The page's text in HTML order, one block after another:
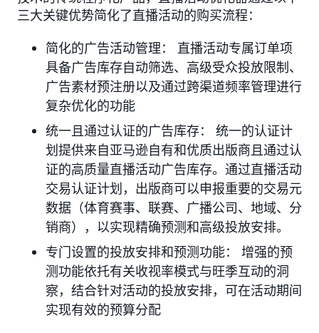
三大关键优势简化了直播活动的购买流程：
简化的广告活动管理： 直播活动专属订单项
具备广告库存自动筛选、高级受众投放限制、
广告素材预注册以及通过跨渠道频率管理进行
复杂优化的功能
统一且通过认证的广告库存： 统一的认证计
划提供来自亚马逊自有和优质出版商且通过认
证的高质量直播活动广告库存。通过直播活动
交易认证计划，出版商可以申报重要的交易元
数据（体育赛事、联赛、广播公司、地域、分
销商），以实现精确预测和高级投放安排。
专门设置的投放安排和预测功能： 增强的预
测功能依托有关收视率模式与旺季互动的洞
察，结合针对活动的投放安排，可在活动期间
实现有效的预算分配